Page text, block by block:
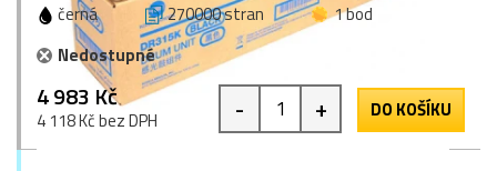
černá 270000 stran
1 bod
Nedostupné
4 983 Kč
4 118 Kč bez DPH - + DO KOŠÍKU